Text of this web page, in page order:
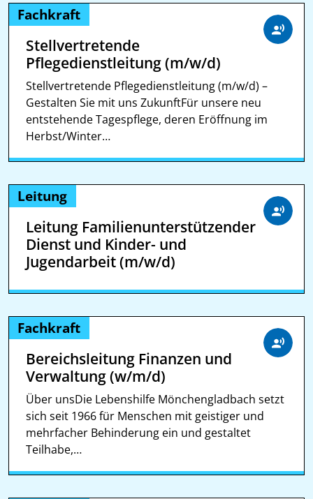
Fachkraft
Stellvertretende
Pflegedienstleitung (m/w/d)
Stellvertretende Pflegedienstleitung (m/w/d) –
Gestalten Sie mit uns ZukunftFür unsere neu
entstehende Tagespflege, deren Eröffnung im
Herbst/Winter…
Leitung
Leitung Familienunterstützender
Dienst und Kinder- und
Jugendarbeit (m/w/d)
Fachkraft
Bereichsleitung Finanzen und
Verwaltung (w/m/d)
Über unsDie Lebenshilfe Mönchengladbach setzt
sich seit 1966 für Menschen mit geistiger und
mehrfacher Behinderung ein und gestaltet
Teilhabe,…